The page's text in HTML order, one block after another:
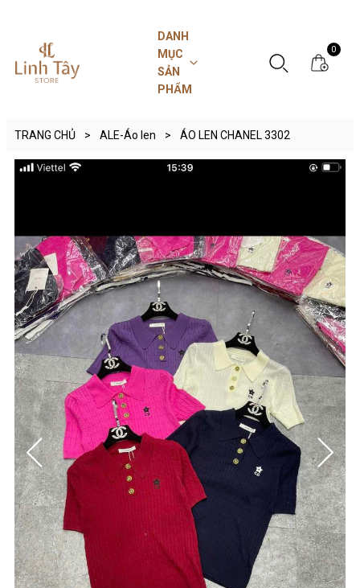
0
DANH
MỤC
SẢN
PHẨM
TRANG CHỦ > ALE-Áo len > ÁO LEN CHANEL 3302